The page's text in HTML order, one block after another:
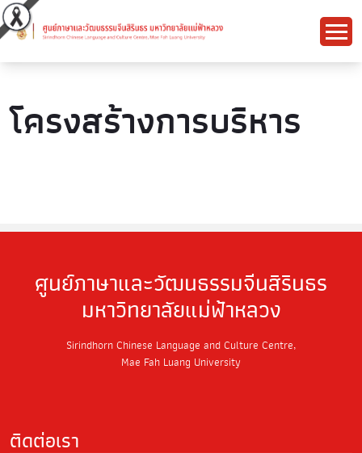
โครงสร้างการบริหาร
ศูนย์ภาษาและวัฒนธรรมจีนสิรินธร
มหาวิทยาลัยแม่ฟ้าหลวง
Sirindhorn Chinese Language and Culture Centre,
Mae Fah Luang University
ติดต่อเรา